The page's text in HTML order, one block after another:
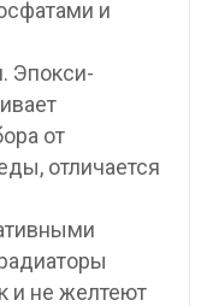
и
Эпокси-
от
отличается
и не желтеют